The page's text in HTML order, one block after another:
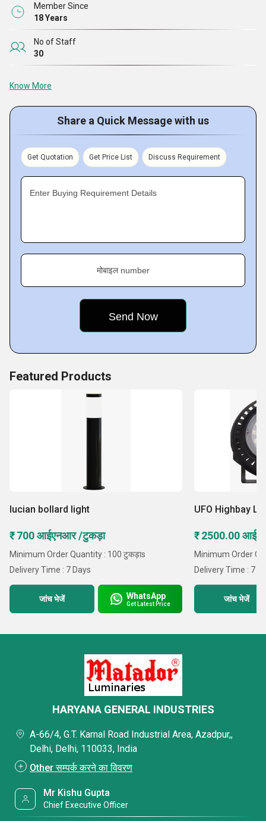
Member Since
18 Years
No of Staff
30
Know More
Share a Quick Message with us
Get Quotation Get Price List Discuss Requirement
Enter Buying Requirement Details
मोबाइल number
Featured Products
lucian bollard light
₹ 700 आईएनआर /टुकड़ा
Minimum Order Quantity : 100 टुकड़ाs
Delivery Time : 7 Days
जांच भेजें WhatsApp
Get Latest Price
UFO Highbay
₹ 2500.00
Minimum Order
Delivery Time : 7
जांच भेजें
HARYANA GENERAL INDUSTRIES
A-66/4, G.T. Karnal Road Industrial Area, Azadpur,,
Delhi, Delhi, 110033, India
Other सम्पर्क करने का विवरण
Mr Kishu Gupta
Chief Executive Officer